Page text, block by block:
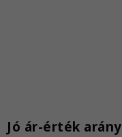
Jó ár-érték arány